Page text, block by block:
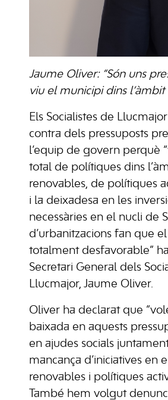
Jaume Oliver: “Són uns
viu el municipi dins l’àmbit
Els Socialistes de
contra dels pressuposts
l’equip de govern perquè
total de polítiques dins
renovables, de polítiques
i la deixadesa en les
necessàries en el nucli de
d’urbanitzacions fan que
totalment desfavorable”
Secretari General dels
Llucmajor, Jaume Oliver.
Oliver ha declarat que
baixada en aquests
en ajudes socials
mancança d’iniciatives en
renovables i polítiques
També hem volgut